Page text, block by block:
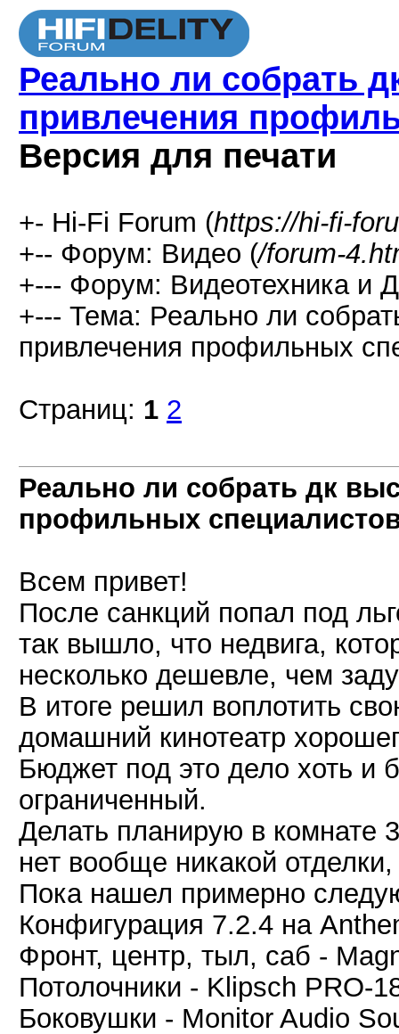
Реально ли собрать
привлечения
Версия для печати
+- Hi-Fi Forum (https://hi-fi-
+-- Форум: Видео (/forum-
+--- Форум: Видеотехника и
+--- Тема: Реально ли
привлечения профильных
Страниц: 1 2
Реально ли собрать дк
профильных
Всем привет!
После санкций попал под
так вышло, что недвига,
несколько дешевле, чем
В итоге решил воплотить
домашний кинотеатр
Бюджет под это дело хоть и
ограниченный.
Делать планирую в комнате
нет вообще никакой
Пока нашел примерно
Конфигурация 7.2.4 на
Фронт, центр, тыл, саб -
Потолочники - Klipsch PRO-
Боковушки - Monitor Audio